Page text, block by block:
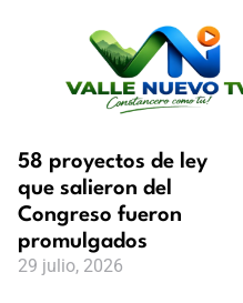
58 proyectos de ley
que salieron del
Congreso fueron
promulgados
29 julio, 2026